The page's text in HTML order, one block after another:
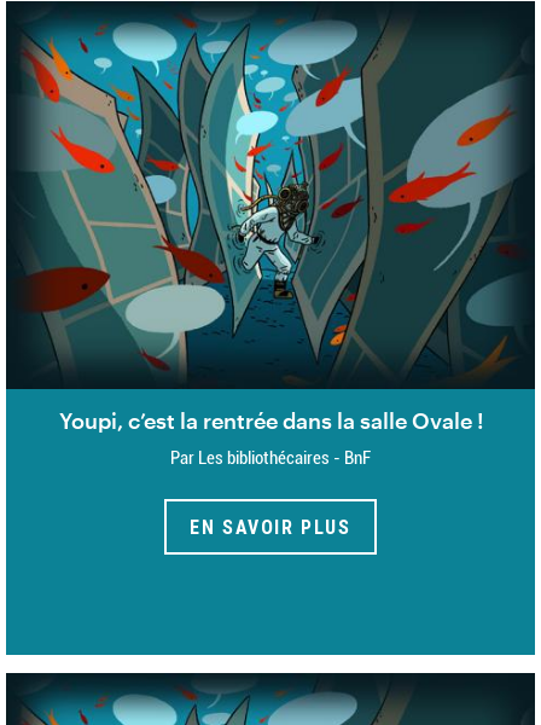
Youpi, c’est la rentrée dans la salle Ovale !
Par Les bibliothécaires - BnF
EN SAVOIR PLUS